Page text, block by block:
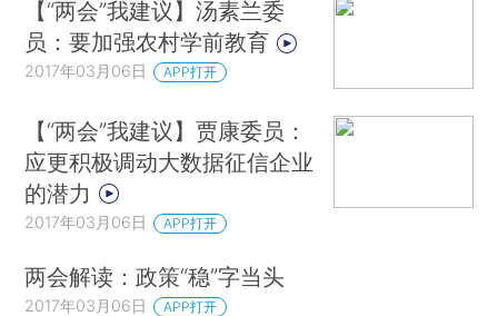
【“两会”我建议】汤素兰委
员：要加强农村学前教育
2017年03月06日 APP打开
【“两会”我建议】贾康委员：
应更积极调动大数据征信企业
的潜力
2017年03月06日 APP打开
两会解读：政策“稳”字当头
2017年03月06日 APP打开